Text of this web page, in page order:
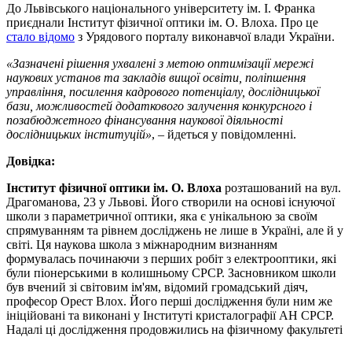
До Львівського національного університету ім. І. Франка
приєднали Інститут фізичної оптики ім. О. Влоха. Про це
стало відомо з Урядового порталу виконавчої влади України.
«Зазначені рішення ухвалені з метою оптимізації мережі
наукових установ та закладів вищої освіти, поліпшення
управління, посилення кадрового потенціалу, дослідницької
бази, можливостей додаткового залучення конкурсного і
позабюджетного фінансування наукової діяльності
дослідницьких інституцій», – йдеться у повідомленні.
Довідка:
Інститут фізичної оптики ім. О. Влоха розташований на вул.
Драгоманова, 23 у Львові. Його створили на основі існуючої
школи з параметричної оптики, яка є унікальною за своїм
спрямуванням та рівнем досліджень не лише в Україні, але й у
світі. Ця наукова школа з міжнародним визнанням
формувалась починаючи з перших робіт з електрооптики, які
були піонерськими в колишньому СРСР. Засновником школи
був вчений зі світовим ім'ям, відомий громадський діяч,
професор Орест Влох. Його перші дослідження були ним же
ініційовані та виконані у Інституті кристалографії АН СРСР.
Надалі ці дослідження продовжились на фізичному факультеті